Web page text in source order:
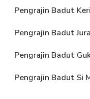
Pengrajin Badut
Pengrajin Badut
Pengrajin Badut
Pengrajin Badut Si